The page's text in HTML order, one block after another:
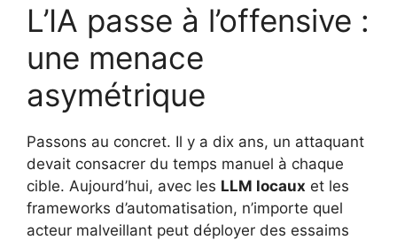
L’IA passe à l’offensive :
une menace
asymétrique
Passons au concret. Il y a dix ans, un attaquant
devait consacrer du temps manuel à chaque
cible. Aujourd’hui, avec les LLM locaux et les
frameworks d’automatisation, n’importe quel
acteur malveillant peut déployer des essaims